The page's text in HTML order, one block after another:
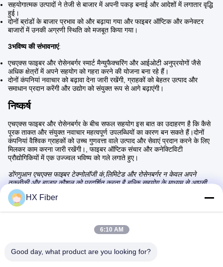
सहयोगात्मक उत्पादों ने तेजी से बाजार में अपनी पकड़ बनाई और आदेशों में लगातार वृद्धि
हुई।
दोनों ब्रांडों के बाजार प्रभाव को और बढ़ाया गया और फाइबर ऑप्टिक और कनेक्टर
बाजारों में उनकी अग्रणी स्थिति को मजबूत किया गया।
3भविष्य की संभावनाएं:
एचएक्स फाइबर और रोसेनबर्गर स्मार्ट मैन्युफैक्चरिंग और आईओटी अनुप्रयोगों जैसे
अधिक क्षेत्रों में अपने सहयोग को गहरा करने की योजना बना रहे हैं।
दोनों कंपनियां नवाचार को बढ़ावा देना जारी रखेंगी, ग्राहकों को बेहतर उत्पाद और
समाधान प्रदान करेंगी और उद्योग को संयुक्त रूप से आगे बढ़ाएंगी।
निष्कर्ष
एचएक्स फाइबर और रोसेनबर्गर के बीच सफल सहयोग इस बात का उदाहरण है कि कैसे
पूरक ताकत और संयुक्त नवाचार महत्वपूर्ण उपलब्धियों का कारण बन सकते हैं।दोनों
कंपनियां वैश्विक ग्राहकों को उच्च गुणवत्ता वाले उत्पाद और सेवाएं प्रदान करने के लिए
मिलकर काम करना जारी रखेंगी।, फाइबर ऑप्टिक संचार और कनेक्टिविटी
प्रौद्योगिकियों में एक उज्ज्वल भविष्य को गले लगाते हुए।
डोंगगुआन एचएक्स फाइबर टेक्नोलॉजी कं,लिमिटेड और रोसेनबर्गर न केवल अपने
तकनीकी और बाजार कौशल को प्रदर्शित करता है बल्कि सहयोग के माध्यम से आपसी
सफलता प्राप्त करने की असीमित क्षमता को भी उजागर करता है.
त्वरित संपर्क करें
HX Fiber
6:10 AM
Good day, what product are you looking for?